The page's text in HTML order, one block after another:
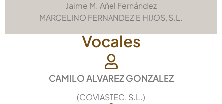
Jaime M. Añel Fernández
MARCELINO FERNÁNDEZ E HIJOS, S.L.
Vocales
CAMILO ALVAREZ GONZALEZ
(COVIASTEC, S.L.)